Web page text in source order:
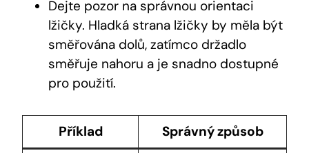
Dejte pozor na správnou orientaci
lžičky. ⁤Hladká‍ strana lžičky by měla být
směřována dolů,⁢ zatímco držadlo
směřuje nahoru a je snadno dostupné
pro použití.
Příklad
Správný⁤ způsob